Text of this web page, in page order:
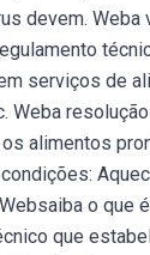
devem. Weba
serviços de
Weba
alimentos
o que
que